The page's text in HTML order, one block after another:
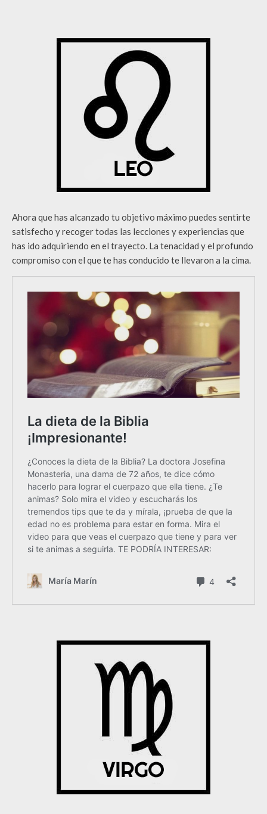
Ahora que has alcanzado tu objetivo máximo puedes sentirte
satisfecho y recoger todas las lecciones y experiencias que
has ido adquiriendo en el trayecto. La tenacidad y el profundo
compromiso con el que te has conducido te llevaron a la cima.